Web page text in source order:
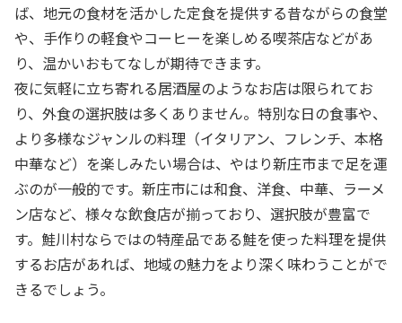
ば、地元の食材を活かした定食を提供する昔ながらの食堂
や、手作りの軽食やコーヒーを楽しめる喫茶店などがあ
り、温かいおもてなしが期待できます。
夜に気軽に立ち寄れる居酒屋のようなお店は限られてお
り、外食の選択肢は多くありません。特別な日の食事や、
より多様なジャンルの料理（イタリアン、フレンチ、本格
中華など）を楽しみたい場合は、やはり新庄市まで足を運
ぶのが一般的です。新庄市には和食、洋食、中華、ラーメ
ン店など、様々な飲食店が揃っており、選択肢が豊富で
す。鮭川村ならではの特産品である鮭を使った料理を提供
するお店があれば、地域の魅力をより深く味わうことがで
きるでしょう。